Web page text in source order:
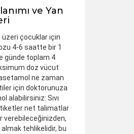
ve Yan
üzeri çocuklar için
4-6 saatte bir 1
günde toplam 4
doz vücut
ne zaman
için doktorunuza
alabilirsiniz: Sıvı
net talimatlar
verebileceğinizden,
tehlikelidir, bu